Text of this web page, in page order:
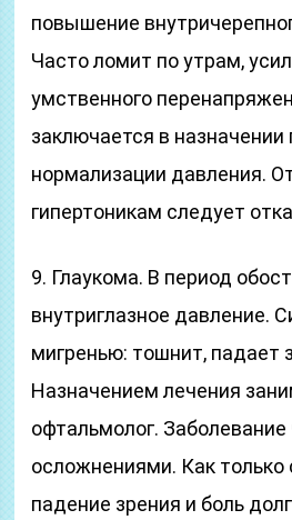
повышение
Часто ломит по утрам,
умственного
заключается в
нормализации давления.
гипертоникам следует
9. Глаукома. В период
внутриглазное давление.
мигренью: тошнит, падает
Назначением лечения
офтальмолог. Заболевание
осложнениями. Как только
падение зрения и боль